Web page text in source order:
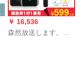
￥ 16,536
森然放送します。二